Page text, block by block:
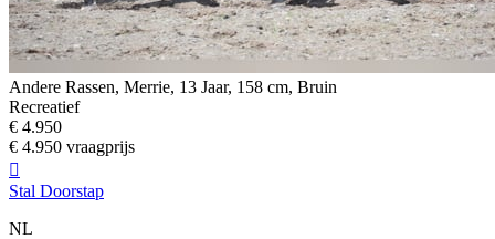
Andere Rassen, Merrie, 13 Jaar, 158 cm, Bruin
Recreatief
€ 4.950
€ 4.950 vraagprijs

Stal Doorstap
NL